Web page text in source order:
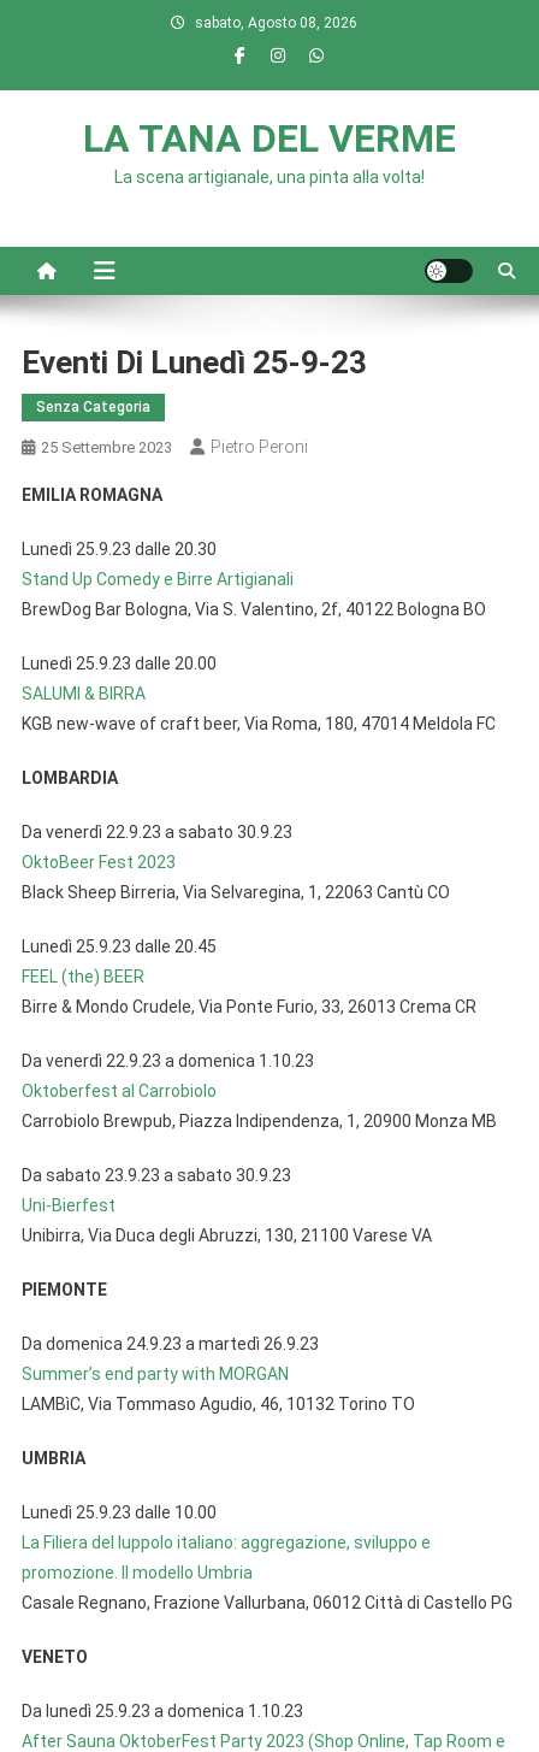
sabato, Agosto 08, 2026
LA TANA DEL VERME
La scena artigianale, una pinta alla volta!
Eventi Di Lunedì 25-9-23
Senza Categoria
25 Settembre 2023 Pietro Peroni
EMILIA ROMAGNA
Lunedì 25.9.23 dalle 20.30
Stand Up Comedy e Birre Artigianali
BrewDog Bar Bologna, Via S. Valentino, 2f, 40122 Bologna BO
Lunedì 25.9.23 dalle 20.00
SALUMI & BIRRA
KGB new-wave of craft beer, Via Roma, 180, 47014 Meldola FC
LOMBARDIA
Da venerdì 22.9.23 a sabato 30.9.23
OktoBeer Fest 2023
Black Sheep Birreria, Via Selvaregina, 1, 22063 Cantù CO
Lunedì 25.9.23 dalle 20.45
FEEL (the) BEER
Birre & Mondo Crudele, Via Ponte Furio, 33, 26013 Crema CR
Da venerdì 22.9.23 a domenica 1.10.23
Oktoberfest al Carrobiolo
Carrobiolo Brewpub, Piazza Indipendenza, 1, 20900 Monza MB
Da sabato 23.9.23 a sabato 30.9.23
Uni-Bierfest
Unibirra, Via Duca degli Abruzzi, 130, 21100 Varese VA
PIEMONTE
Da domenica 24.9.23 a martedì 26.9.23
Summer’s end party with MORGAN
LAMBìC, Via Tommaso Agudio, 46, 10132 Torino TO
UMBRIA
Lunedì 25.9.23 dalle 10.00
La Filiera del luppolo italiano: aggregazione, sviluppo e
promozione. Il modello Umbria
Casale Regnano, Frazione Vallurbana, 06012 Città di Castello PG
VENETO
Da lunedì 25.9.23 a domenica 1.10.23
After Sauna OktoberFest Party 2023 (Shop Online, Tap Room e